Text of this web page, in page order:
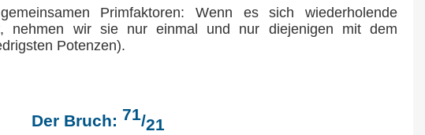
Primfaktoren: Wenn es sich wiederholende
nehmen wir sie nur einmal und nur diejenigen mit dem
Potenzen).
Der Bruch: 71/21